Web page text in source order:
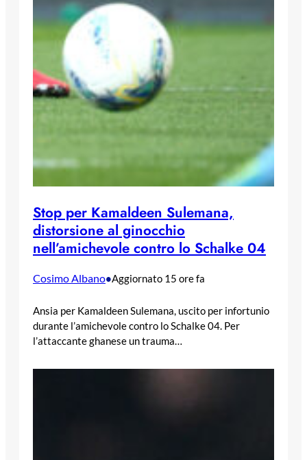
Stop per Kamaldeen Sulemana,
distorsione al ginocchio
nell’amichevole contro lo Schalke 04
Cosimo Albano•Aggiornato 15 ore fa
Ansia per Kamaldeen Sulemana, uscito per infortunio
durante l’amichevole contro lo Schalke 04. Per
l’attaccante ghanese un trauma…